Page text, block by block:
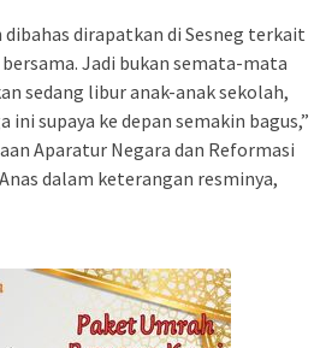
dirapatkan di Sesneg terkait
Jadi bukan semata-mata
sedang libur anak-anak sekolah,
supaya ke depan semakin bagus,”
Aparatur Negara dan Reformasi
dalam keterangan resminya,